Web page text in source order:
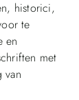
historici,
te
en
met
van